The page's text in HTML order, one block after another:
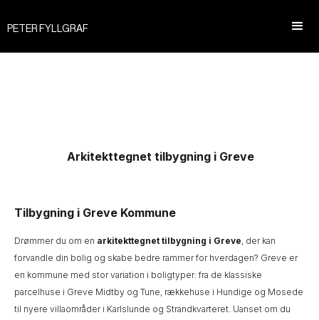
PETER FYLLGRAF
Arkitekttegnet tilbygning i Greve
Tilbygning i Greve Kommune
Drømmer du om en arkitekttegnet tilbygning i Greve, der kan
forvandle din bolig og skabe bedre rammer for hverdagen? Greve er
en kommune med stor variation i boligtyper: fra de klassiske
parcelhuse i Greve Midtby og Tune, rækkehuse i Hundige og Mosede
til nyere villaområder i Karlslunde og Strandkvarteret. Uanset om du